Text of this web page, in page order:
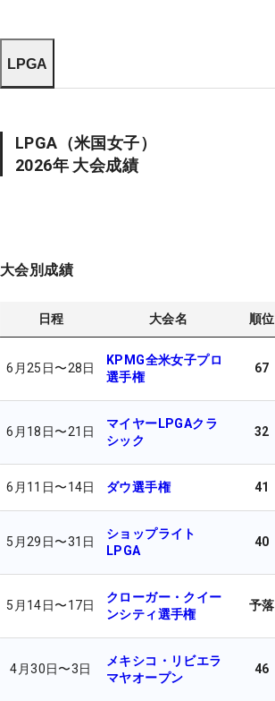
LPGA
LPGA （米国女子）
2026年 大会成績
大会別成績
日程 大会名 順位
6月25日〜28日
KPMG全米女子プロ
選手権
67
6月18日〜21日
マイヤーLPGAクラ
シック
32
6月11日〜14日 ダウ選手権 41
5月29日〜31日
ショップライト
LPGA
40
5月14日〜17日
クローガー・クイー
ンシティ選手権
予落
4月30日〜3日
メキシコ・リビエラ
マヤオープン
46